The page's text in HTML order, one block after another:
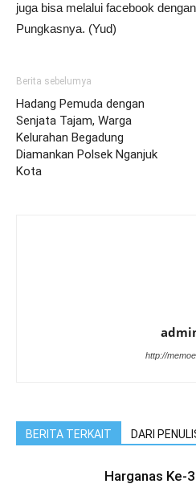
juga bisa melalui facebook
Pungkasnya. (Yud)
Berita sebelumya
Hadang Pemuda dengan
Senjata Tajam, Warga
Kelurahan Begadung
Diamankan Polsek Nganjuk
Kota
http://
BERITA TERKAIT DARI
Harganas Ke-